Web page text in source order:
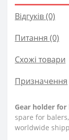
Відгуків (0)
Питання (0)
Схожі товари
Призначення
Gear holder for
spare for
worldwide